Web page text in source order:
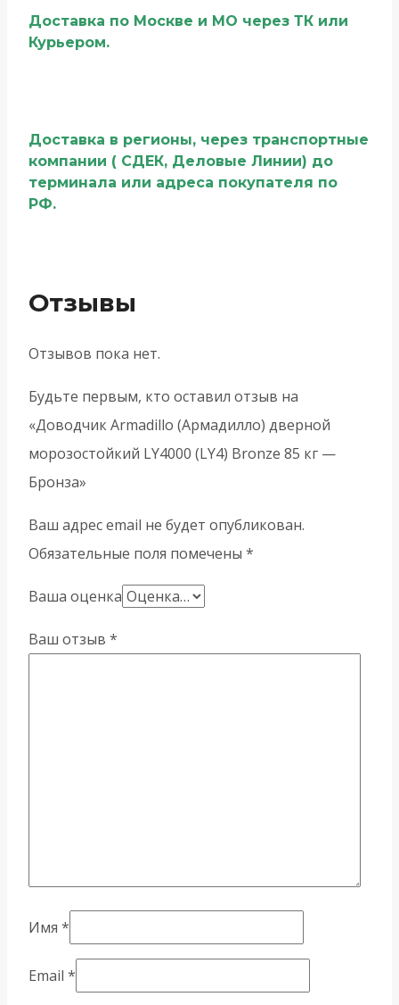
Доставка по Москве и МО через ТК или
Курьером.
Доставка в регионы, через транспортные
компании ( СДЕК, Деловые Линии) до
терминала или адреса покупателя по
РФ.
Отзывы
Отзывов пока нет.
Будьте первым, кто оставил отзыв на
«Доводчик Armadillo (Армадилло) дверной
морозостойкий LY4000 (LY4) Bronze 85 кг —
Бронза»
Ваш адрес email не будет опубликован.
Обязательные поля помечены *
Ваша оценка
Ваш отзыв *
Имя *
Email *